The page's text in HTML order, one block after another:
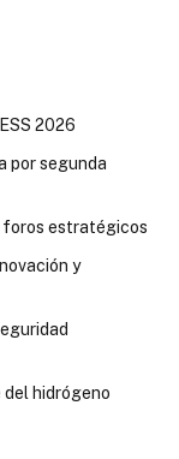
2026
por segunda
foros estratégicos
y
hidrógeno